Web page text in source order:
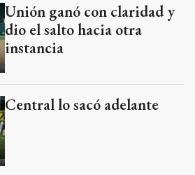
Unión ganó con claridad y
dio el salto hacia otra
instancia
Central lo sacó adelante